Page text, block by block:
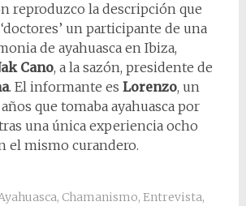
reproduzco la descripción que
un participante de una
de ayahuasca en Ibiza,
Cano, a la sazón, presidente de
. El informante es Lorenzo, un
que tomaba ayahuasca por
una única experiencia ocho
el mismo curandero.
, Chamanismo, Entrevista,